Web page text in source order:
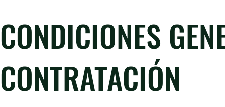
CONDICIONES
CONTRATACIÓN